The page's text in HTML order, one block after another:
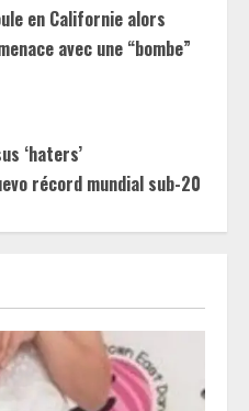
en Californie alors
avec une “bombe”
‘haters’
récord mundial sub-20